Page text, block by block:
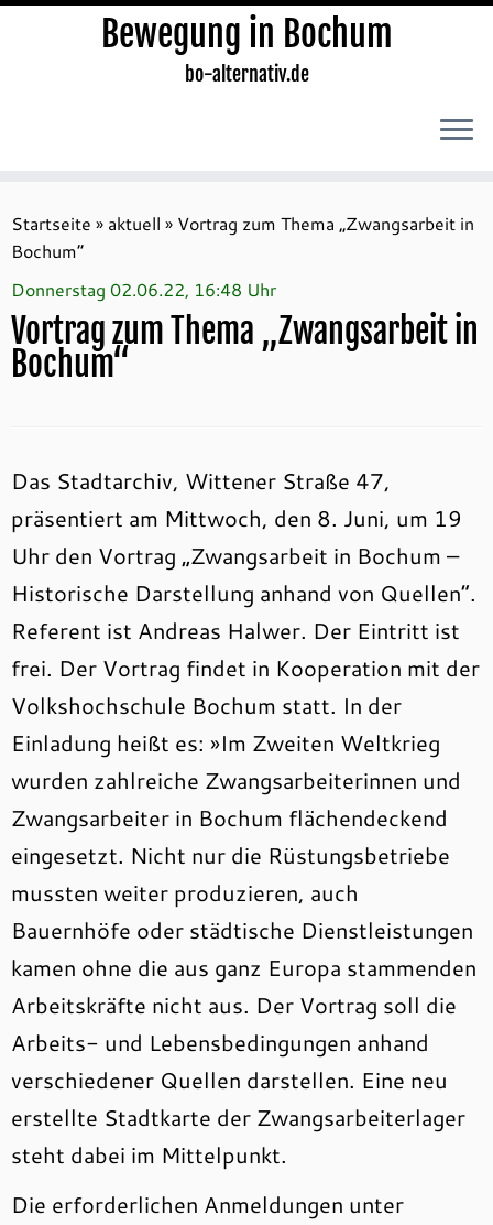
Inhalt
springen
Bewegung in Bochum
bo-alternativ.de
Startseite » aktuell » Vortrag zum Thema „Zwangsarbeit in
Bochum“
Donnerstag 02.06.22, 16:48 Uhr
Vortrag zum Thema „Zwangsarbeit in
Bochum“
Das Stadtarchiv, Wittener Straße 47,
präsentiert am Mittwoch, den 8. Juni, um 19
Uhr den Vortrag „Zwangsarbeit in Bochum –
Historische Darstellung anhand von Quellen“.
Referent ist Andreas Halwer. Der Eintritt ist
frei. Der Vortrag findet in Kooperation mit der
Volkshochschule Bochum statt. In der
Einladung heißt es: »Im Zweiten Weltkrieg
wurden zahlreiche Zwangsarbeiterinnen und
Zwangsarbeiter in Bochum flächendeckend
eingesetzt. Nicht nur die Rüstungsbetriebe
mussten weiter produzieren, auch
Bauernhöfe oder städtische Dienstleistungen
kamen ohne die aus ganz Europa stammenden
Arbeitskräfte nicht aus. Der Vortrag soll die
Arbeits- und Lebensbedingungen anhand
verschiedener Quellen darstellen. Eine neu
erstellte Stadtkarte der Zwangsarbeiterlager
steht dabei im Mittelpunkt.
Die erforderlichen Anmeldungen unter